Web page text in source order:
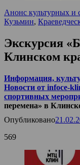
Анонс культурных и
Кузьмин,
Экскурсия
Клинском
Информация,
Новости от infoce-
спортивных
перемена» в
Опубликовано
569